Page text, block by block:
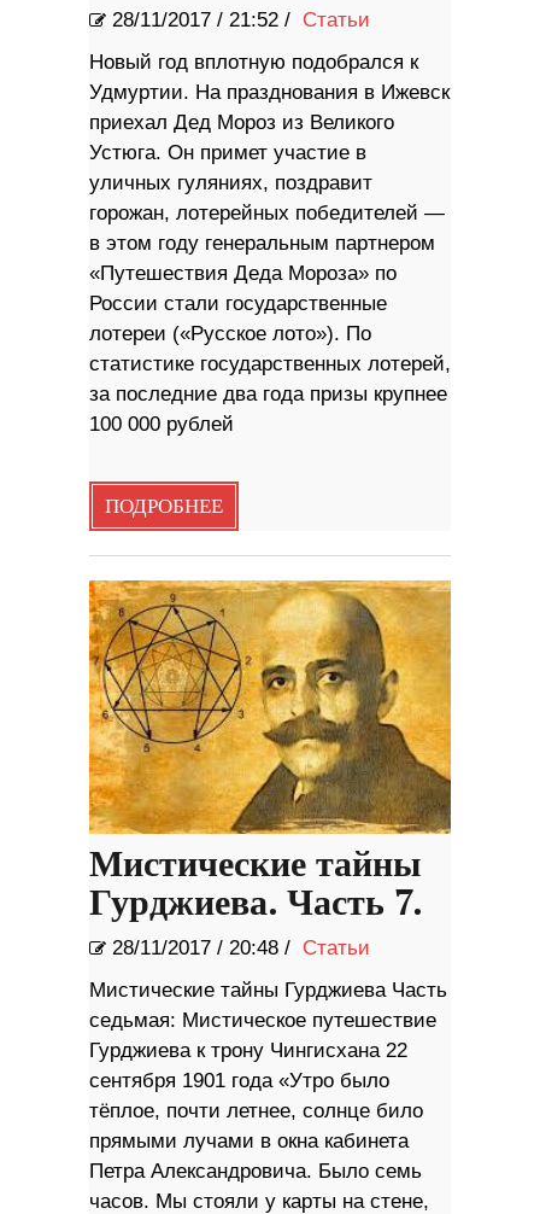
28/11/2017 / 21:52 / Статьи
Новый год вплотную подобрался к
Удмуртии. На празднования в Ижевск
приехал Дед Мороз из Великого
Устюга. Он примет участие в
уличных гуляниях, поздравит
горожан, лотерейных победителей —
в этом году генеральным партнером
«Путешествия Деда Мороза» по
России стали государственные
лотереи («Русское лото»). По
статистике государственных лотерей,
за последние два года призы крупнее
100 000 рублей
ПОДРОБНЕЕ
Мистические тайны
Гурджиева. Часть 7.
28/11/2017 / 20:48 / Статьи
Мистические тайны Гурджиева Часть
седьмая: Мистическое путешествие
Гурджиева к трону Чингисхана 22
сентября 1901 года «Утро было
тёплое, почти летнее, солнце било
прямыми лучами в окна кабинета
Петра Александровича. Было семь
часов. Мы стояли у карты на стене,